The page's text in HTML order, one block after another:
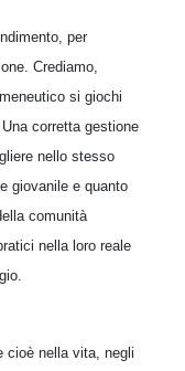
per
Crediamo,
si giochi
corretta gestione
nello stesso
giovanile e quanto
comunità
nella loro reale
cioè nella vita, negli